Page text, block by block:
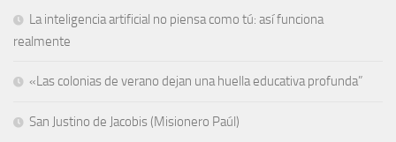
La inteligencia artificial no piensa como tú: así funciona
realmente
«Las colonias de verano dejan una huella educativa profunda”
San Justino de Jacobis (Misionero Paúl)